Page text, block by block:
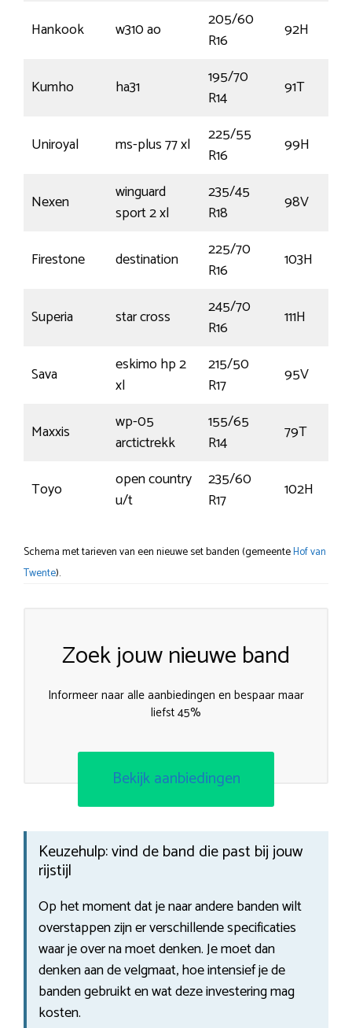
Hankook w310 ao
205/60
R16
92H
Kumho ha31
195/70
R14
91T
Uniroyal ms-plus 77 xl
225/55
R16
99H
Nexen
winguard
sport 2 xl
235/45
R18
98V
Firestone destination
225/70
R16
103H
Superia star cross
245/70
R16
111H
Sava
eskimo hp 2
xl
215/50
R17
95V
Maxxis
wp-05
arctictrekk
155/65
R14
79T
Toyo
open country
u/t
235/60
R17
102H
Schema met tarieven van een nieuwe set banden (gemeenteHof van
Twente).
Zoek jouw nieuwe band
Informeer naar alle aanbiedingen en bespaar maar
liefst 45%
Bekijk aanbiedingen
Keuzehulp: vind de band die past bij jouw
rijstijl
Op het moment dat je naar andere banden wilt
overstappen zijn er verschillende specificaties
waar je over na moet denken. Je moet dan
denken aan de velgmaat, hoe intensief je de
banden gebruikt en wat deze investering mag
kosten.